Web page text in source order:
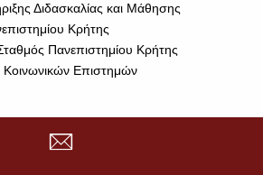
Διδασκαλίας και Μάθησης
Κρήτης
Πανεπιστημίου Κρήτης
Επιστημών